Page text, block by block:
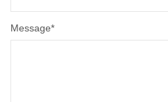
Message*